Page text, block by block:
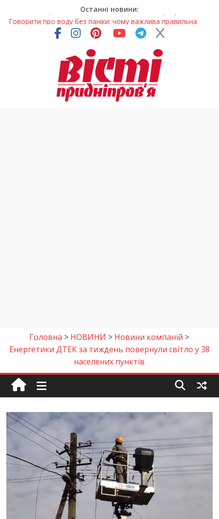
Останні новини:
Говорити про воду без паніки: чому важлива правильна
Лікар – на екрані: Як працюють телемедичні центри на
У Дніпрі триває масштабна підготовка до опалювального
Пошуки тривають: на Дніпропетровщині досліджують місце
розташування легендарного монастиря (Фото)
Головна > НОВИНИ > Новини компаній >
Енергетики ДТЕК за тиждень повернули світло у 38
населених пунктів